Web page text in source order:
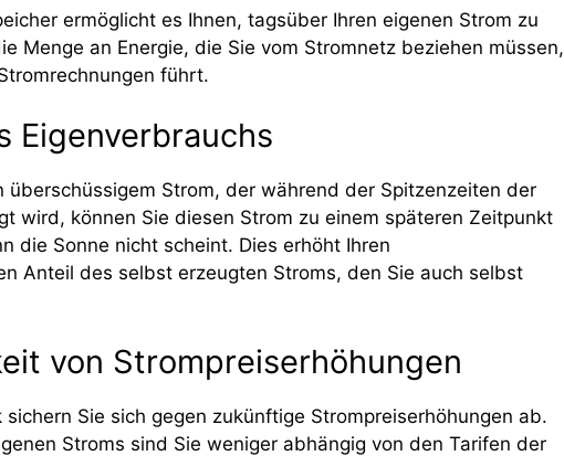
ermöglicht es Ihnen, tagsüber Ihren eigenen Strom zu
Menge an Energie, die Sie vom Stromnetz beziehen müssen,
führt.
Eigenverbrauchs
überschüssigem Strom, der während der Spitzenzeiten der
wird, können Sie diesen Strom zu einem späteren Zeitpunkt
die Sonne nicht scheint. Dies erhöht Ihren
Anteil des selbst erzeugten Stroms, den Sie auch selbst
von Strompreiserhöhungen
Sie sich gegen zukünftige Strompreiserhöhungen ab.
Stroms sind Sie weniger abhängig von den Tarifen der